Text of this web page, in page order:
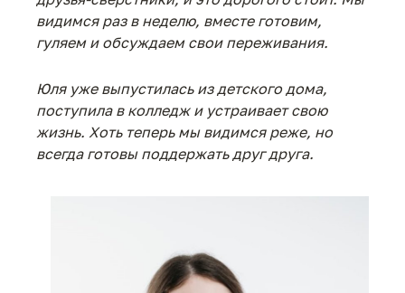
видимся раз в неделю, вместе готовим,
гуляем и обсуждаем свои переживания.
Юля уже выпустилась из детского дома,
поступила в колледж и устраивает свою
жизнь. Хоть теперь мы видимся реже, но
всегда готовы поддержать друг друга.